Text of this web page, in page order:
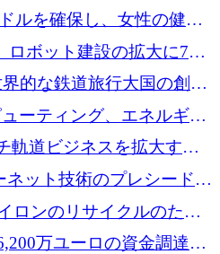
国にまたがるプラットフ
ルを確保し、女性の健康
スラボを開設
ロボット建設の拡大に740
的な鉄道旅行大国の創設
を買収
ーティング、エネルギー
2,000 万ドルを調達
軌道ビジネスを拡大する
7,000万ドルを調達
ネット技術のプレシードと
保ロンのリサイクルのため
万ドルを調達
万ユーロの資金調達